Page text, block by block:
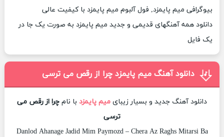
بیوگرافی میم پایمزد, فول آلبوم میم پایمزد با کیفیت عالی
دانلود همه آهنگهای قدیمی و جدید میم پایمزد به صورت یک جا در
یک فایل
دانلود آهنگ میم پایمزد چرا از رقص می ترسی
دانلود آهنگ جدید و بسیار زیبای میم پایمزد با نام چرا از رقص می
ترسی
Danlod Ahanage Jadid Mim Paymozd – Chera Az Raghs Mitarsi Ba